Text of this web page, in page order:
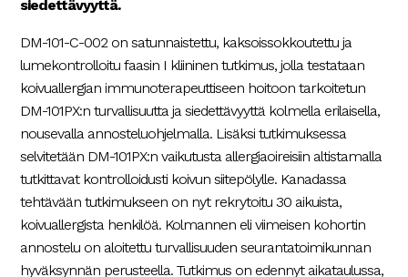
siedettävyyttä.
DM-101-C-002 on satunnaistettu, kaksoissokkoutettu ja
lumekontrolloitu faasin I kliininen tutkimus, jolla testataan
koivuallergian immunoterapeuttiseen hoitoon tarkoitetun
DM-101PX:n turvallisuutta ja siedettävyyttä kolmella erilaisella,
nousevalla annosteluohjelmalla. Lisäksi tutkimuksessa
selvitetään DM-101PX:n vaikutusta allergiaoireisiin altistamalla
tutkittavat kontrolloidusti koivun siitepölylle. Kanadassa
tehtävään tutkimukseen on nyt rekrytoitu 30 aikuista,
koivuallergista henkilöä. Kolmannen eli viimeisen kohortin
annostelu on aloitettu turvallisuuden seurantatoimikunnan
hyväksynnän perusteella. Tutkimus on edennyt aikataulussa,